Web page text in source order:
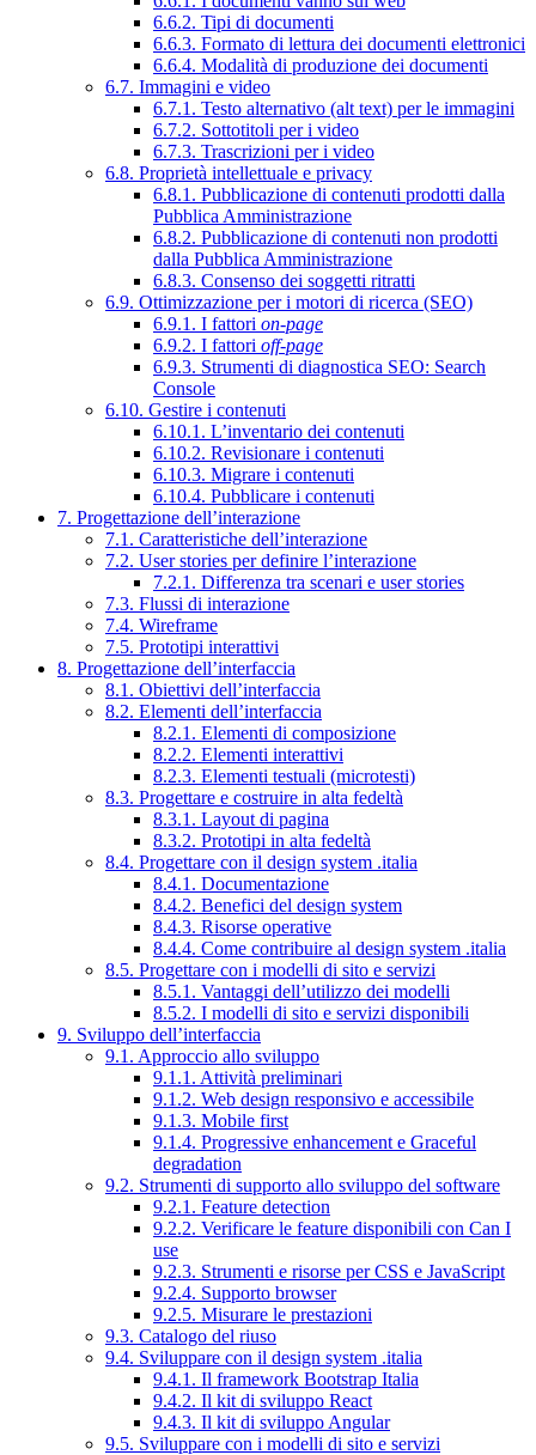
6.6.2. Tipi di documenti
6.6.3. Formato di lettura dei documenti elettronici
6.6.4. Modalità di produzione dei documenti
6.7. Immagini e video
6.7.1. Testo alternativo (alt text) per le immagini
6.7.2. Sottotitoli per i video
6.7.3. Trascrizioni per i video
6.8. Proprietà intellettuale e privacy
6.8.1. Pubblicazione di contenuti prodotti dalla
Pubblica Amministrazione
6.8.2. Pubblicazione di contenuti non prodotti
dalla Pubblica Amministrazione
6.8.3. Consenso dei soggetti ritratti
6.9. Ottimizzazione per i motori di ricerca (SEO)
6.9.1. I fattori on-page
6.9.2. I fattori off-page
6.9.3. Strumenti di diagnostica SEO: Search
Console
6.10. Gestire i contenuti
6.10.1. L’inventario dei contenuti
6.10.2. Revisionare i contenuti
6.10.3. Migrare i contenuti
6.10.4. Pubblicare i contenuti
7. Progettazione dell’interazione
7.1. Caratteristiche dell’interazione
7.2. User stories per definire l’interazione
7.2.1. Differenza tra scenari e user stories
7.3. Flussi di interazione
7.4. Wireframe
7.5. Prototipi interattivi
8. Progettazione dell’interfaccia
8.1. Obiettivi dell’interfaccia
8.2. Elementi dell’interfaccia
8.2.1. Elementi di composizione
8.2.2. Elementi interattivi
8.2.3. Elementi testuali (microtesti)
8.3. Progettare e costruire in alta fedeltà
8.3.1. Layout di pagina
8.3.2. Prototipi in alta fedeltà
8.4. Progettare con il design system .italia
8.4.1. Documentazione
8.4.2. Benefici del design system
8.4.3. Risorse operative
8.4.4. Come contribuire al design system .italia
8.5. Progettare con i modelli di sito e servizi
8.5.1. Vantaggi dell’utilizzo dei modelli
8.5.2. I modelli di sito e servizi disponibili
9. Sviluppo dell’interfaccia
9.1. Approccio allo sviluppo
9.1.1. Attività preliminari
9.1.2. Web design responsivo e accessibile
9.1.3. Mobile first
9.1.4. Progressive enhancement e Graceful
degradation
9.2. Strumenti di supporto allo sviluppo del software
9.2.1. Feature detection
9.2.2. Verificare le feature disponibili con Can I
use
9.2.3. Strumenti e risorse per CSS e JavaScript
9.2.4. Supporto browser
9.2.5. Misurare le prestazioni
9.3. Catalogo del riuso
9.4. Sviluppare con il design system .italia
9.4.1. Il framework Bootstrap Italia
9.4.2. Il kit di sviluppo React
9.4.3. Il kit di sviluppo Angular
9.5. Sviluppare con i modelli di sito e servizi